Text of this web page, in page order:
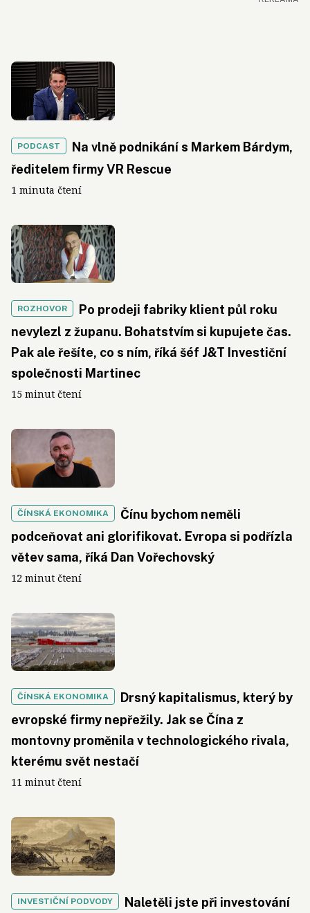
PODCAST
Na vlně podnikání s Markem Bárdym,
ředitelem firmy VR Rescue
1 minuta čtení
ROZHOVOR
Po prodeji fabriky klient půl roku
nevylezl z županu. Bohatstvím si kupujete čas.
Pak ale řešíte, co s ním, říká šéf J&T Investiční
společnosti Martinec
15 minut čtení
ČÍNSKÁ EKONOMIKA
Čínu bychom neměli
podceňovat ani glorifikovat. Evropa si podřízla
větev sama, říká Dan Vořechovský
12 minut čtení
ČÍNSKÁ EKONOMIKA
Drsný kapitalismus, který by
evropské firmy nepřežily. Jak se Čína z
montovny proměnila v technologického rivala,
kterému svět nestačí
11 minut čtení
INVESTIČNÍ PODVODY
Naletěli jste při investování